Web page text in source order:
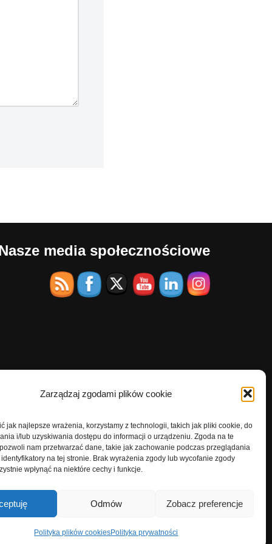
Zarządzaj zgodami plików cookie
jak najlepsze wrażenia, korzystamy z technologii, takich jak pliki cookie, do
i/lub uzyskiwania dostępu do informacji o urządzeniu. Zgoda na te
nam przetwarzać dane, takie jak zachowanie podczas przeglądania
na tej stronie. Brak wyrażenia zgody lub wycofanie zgody
wpłynąć na niektóre cechy i funkcje.
Odmów Zobacz preferencje
Polityka plików cookiesPolityka prywatności
media społecznościowe